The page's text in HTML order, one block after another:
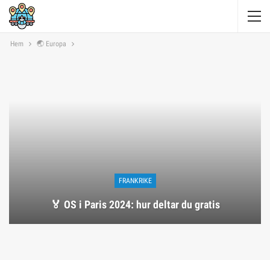
Hem 🌏 Europa
FRANKRIKE
🏅 OS i Paris 2024: hur deltar du gratis